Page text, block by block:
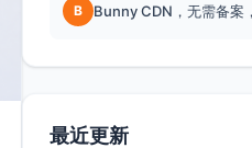
B Bunny CDN，无需备案
最近更新